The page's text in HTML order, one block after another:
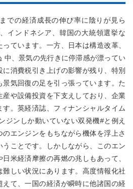
での経済成長の伸び率に陰りが見ら
インドネシア、韓国の大統領選挙な
ています。一方、日本は構造改革、
中、景気の先行きに停滞感が漂ってい
消費税引き上げの影響が残り、特別
気回復の足を引っ張っています。た
産や設備投資を下支えしており、企業
。英経済誌、フィナンシャルタイム
ジンしか動いていない双発機#と例え
エンジンをもちながら機体を浮上さ
ことです。しかしながら、このエン
米経済摩擦の再燃の兆しもあって、
しい状況にあります。高度情報化社
て、一国の経済が瞬時に他諸国の経